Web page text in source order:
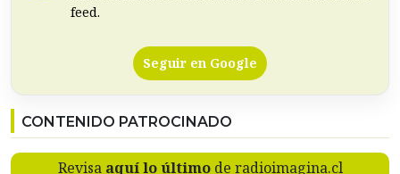
feed.
Seguir en Google
CONTENIDO PATROCINADO
Revisa aquí lo últimode radioimagina.cl